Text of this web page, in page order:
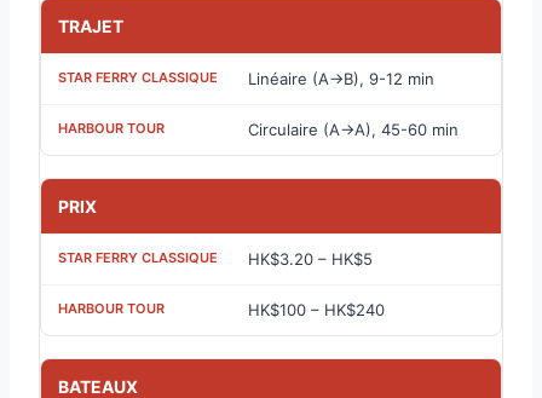
TRAJET
Linéaire (A→B), 9-12 min
Circulaire (A→A), 45-60 min
PRIX
HK$3.20 – HK$5
HK$100 – HK$240
BATEAUX